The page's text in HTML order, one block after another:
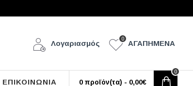
Λογαριασμός ΑΓΑΠΗΜΕΝΑ
0
ΕΠΙΚΟΙΝΩΝΙΑ 0 προϊόν(τα) - 0,00€
0